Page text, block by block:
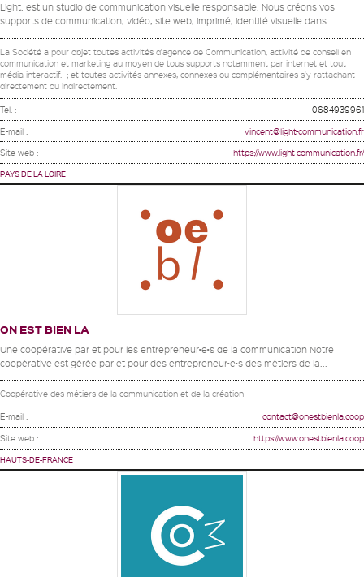
Light. est un studio de communication visuelle responsable. Nous créons vos
supports de communication, vidéo, site web, imprimé, identité visuelle dans...
La Société a pour objet toutes activités d'agence de Communication, activité de conseil en
communication et marketing au moyen de tous supports notamment par internet et tout
média interactif.- ; et toutes activités annexes, connexes ou complémentaires s'y rattachant
directement ou indirectement.
Tel. : 0684939961
E-mail : vincent@light-communication.fr
Site web : https://www.light-communication.fr/
PAYS DE LA LOIRE
ON EST BIEN LA
Une coopérative par et pour les entrepreneur•e•s de la communication Notre
coopérative est gérée par et pour des entrepreneur•e•s des métiers de la...
Coopérative des métiers de la communication et de la création
E-mail : contact@onestbienla.coop
Site web : https://www.onestbienla.coop
HAUTS-DE-FRANCE